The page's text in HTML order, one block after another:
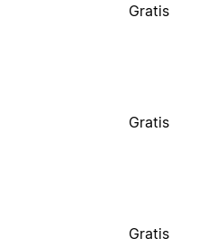
Gratis
Gratis
Gratis